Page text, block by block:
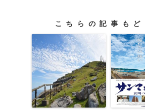
こちらの記事もど